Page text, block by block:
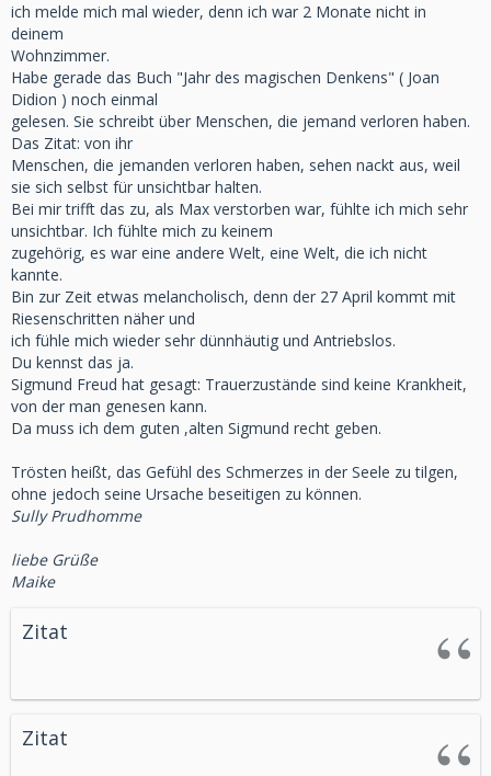
ich melde mich mal wieder, denn ich war 2 Monate nicht in
deinem
Wohnzimmer.
Habe gerade das Buch "Jahr des magischen Denkens" ( Joan
Didion ) noch einmal
gelesen. Sie schreibt über Menschen, die jemand verloren haben.
Das Zitat: von ihr
Menschen, die jemanden verloren haben, sehen nackt aus, weil
sie sich selbst für unsichtbar halten.
Bei mir trifft das zu, als Max verstorben war, fühlte ich mich sehr
unsichtbar. Ich fühlte mich zu keinem
zugehörig, es war eine andere Welt, eine Welt, die ich nicht
kannte.
Bin zur Zeit etwas melancholisch, denn der 27 April kommt mit
Riesenschritten näher und
ich fühle mich wieder sehr dünnhäutig und Antriebslos.
Du kennst das ja.
Sigmund Freud hat gesagt: Trauerzustände sind keine Krankheit,
von der man genesen kann.
Da muss ich dem guten ,alten Sigmund recht geben.
Trösten heißt, das Gefühl des Schmerzes in der Seele zu tilgen,
ohne jedoch seine Ursache beseitigen zu können.
Sully Prudhomme
liebe Grüße
Maike
Zitat
Zitat